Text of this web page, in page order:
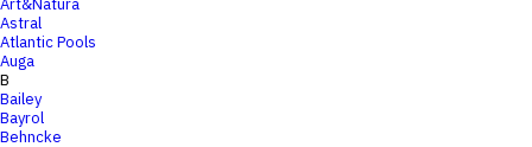
Art&Natura
Astral
Atlantic Pools
Auga
B
Bailey
Bayrol
Behncke